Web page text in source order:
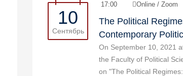
10
Сентябрь
17:00 Online / Zoom
The Political
Contemporary
On September 10, 2021
the Faculty of Political
on "The Political